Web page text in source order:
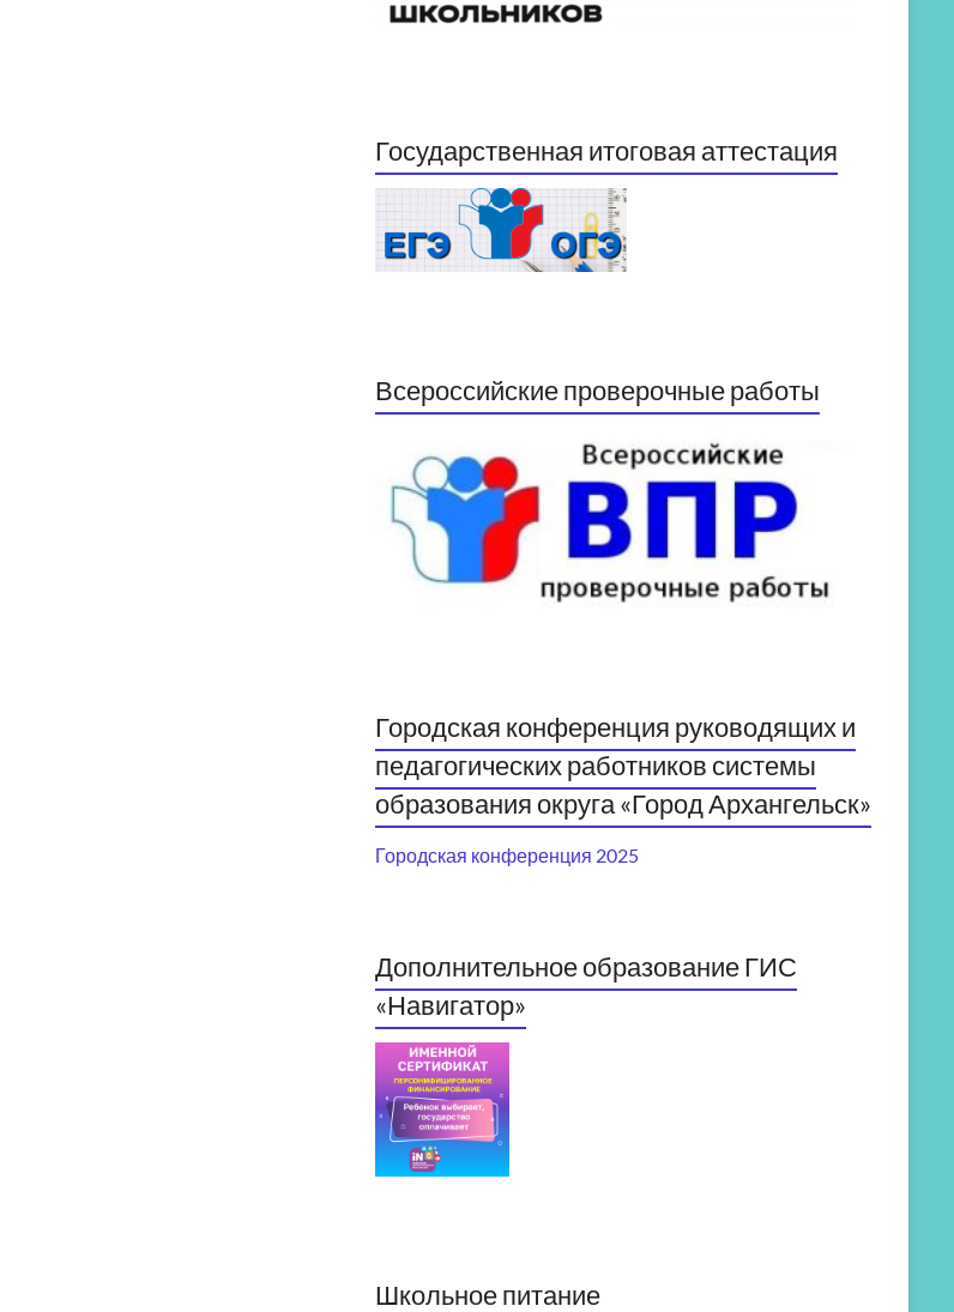
Государственная итоговая аттестация
Всероссийские проверочные работы
Городская конференция руководящих и
педагогических работников системы
образования округа «Город Архангельск»
Городская конференция 2025
Дополнительное образование ГИС
«Навигатор»
Школьное питание